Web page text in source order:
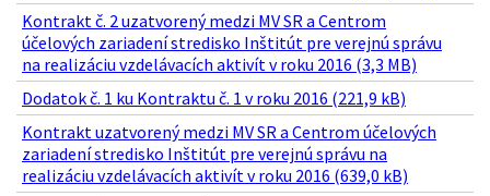
Kontrakt č. 2 uzatvorený medzi MV SR a Centrom
účelových zariadení stredisko Inštitút pre verejnú správu
na realizáciu vzdelávacích aktivít v roku 2016 (3,3 MB)
Dodatok č. 1 ku Kontraktu č. 1 v roku 2016 (221,9 kB)
Kontrakt uzatvorený medzi MV SR a Centrom účelových
zariadení stredisko Inštitút pre verejnú správu na
realizáciu vzdelávacích aktivít v roku 2016 (639,0 kB)